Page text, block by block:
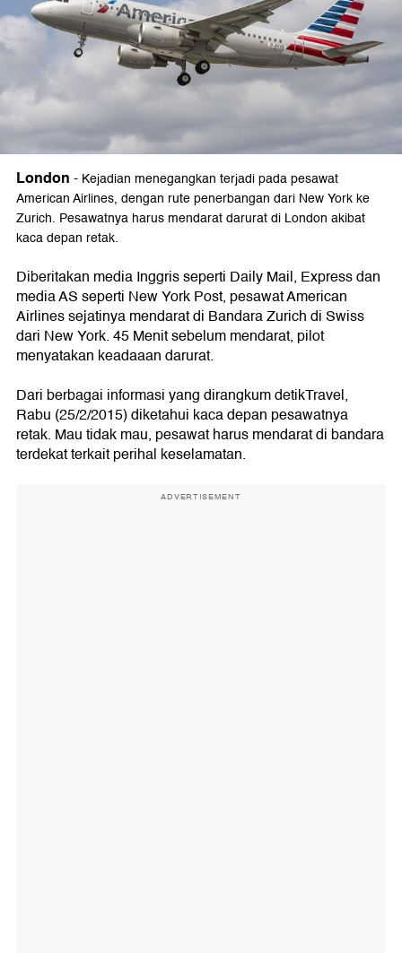
London- Kejadian menegangkan terjadi pada pesawat
American Airlines, dengan rute penerbangan dari New York ke
Zurich. Pesawatnya harus mendarat darurat di London akibat
kaca depan retak.
Diberitakan media Inggris seperti Daily Mail, Express dan
media AS seperti New York Post, pesawat American
Airlines sejatinya mendarat di Bandara Zurich di Swiss
dari New York. 45 Menit sebelum mendarat, pilot
menyatakan keadaaan darurat.
Dari berbagai informasi yang dirangkum detikTravel,
Rabu (25/2/2015) diketahui kaca depan pesawatnya
retak. Mau tidak mau, pesawat harus mendarat di bandara
terdekat terkait perihal keselamatan.
ADVERTISEMENT